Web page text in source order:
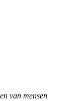
van mensen